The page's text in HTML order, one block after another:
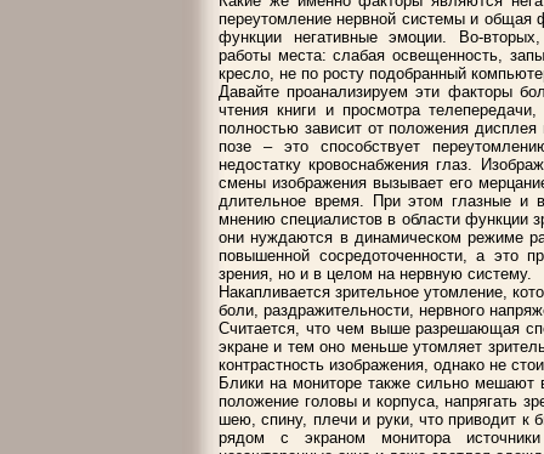
переутомление нервной системы и общая
функции негативные эмоции. Во-
работы места: слабая освещенность,
кресло, не по росту подобранный
Давайте проанализируем эти факторы
чтения книги и просмотра
полностью зависит от положения
позе – это способствует
недостатку кровоснабжения глаз.
смены изображения вызывает его
длительное время. При этом глазные и
мнению специалистов в области функции
они нуждаются в динамическом режиме
повышенной сосредоточенности, а это
зрения, но и в целом на нервную систему.
Накапливается зрительное утомление,
боли, раздражительности, нервного
Считается, что чем выше разрешающая
экране и тем оно меньше утомляет
контрастность изображения, однако не
Блики на мониторе также сильно мешают
положение головы и корпуса, напрягать
шею, спину, плечи и руки, что приводит к
рядом с экраном монитора